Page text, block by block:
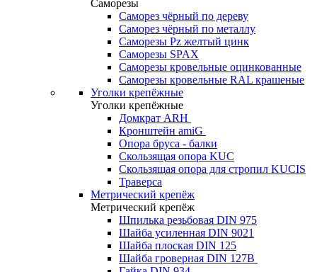
Саморезы
Саморез чёрный по дереву
Саморез чёрный по металлу
Саморезы Pz желтый цинк
Саморезы SPAX
Саморезы кровельные оцинкованные
Саморезы кровельные RAL крашеные
Уголки крепёжные
Уголки крепёжные
Домкрат ARH
Кронштейн amiG
Опора бруса - балки
Скользящая опора KUC
Скользящая опора для стропил KUCIS
Траверса
Метрический крепёж
Метрический крепёж
Шпилька резьбовая DIN 975
Шайба усиленная DIN 9021
Шайба плоская DIN 125
Шайба гроверная DIN 127B